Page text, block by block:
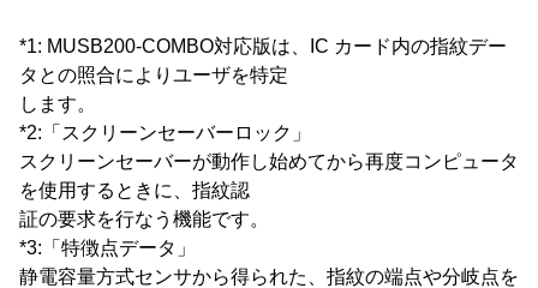
*1: MUSB200-COMBO対応版は、IC カード内の指紋デー
タとの照合によりユーザを特定
します。
*2:「スクリーンセーバーロック」
スクリーンセーバーが動作し始めてから再度コンピュータ
を使用するときに、指紋認
証の要求を行なう機能です。
*3:「特徴点データ」
静電容量方式センサから得られた、指紋の端点や分岐点を